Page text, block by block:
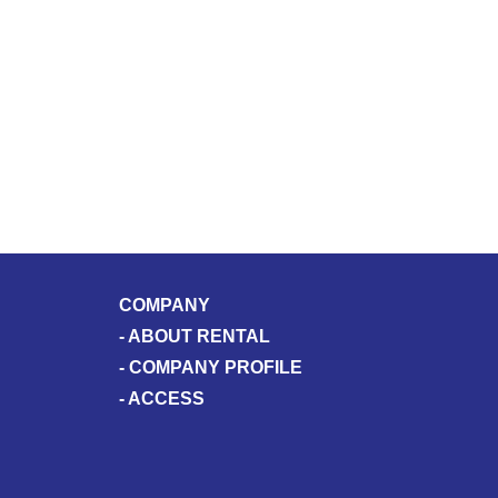
COMPANY
- ABOUT RENTAL
- COMPANY PROFILE
- ACCESS